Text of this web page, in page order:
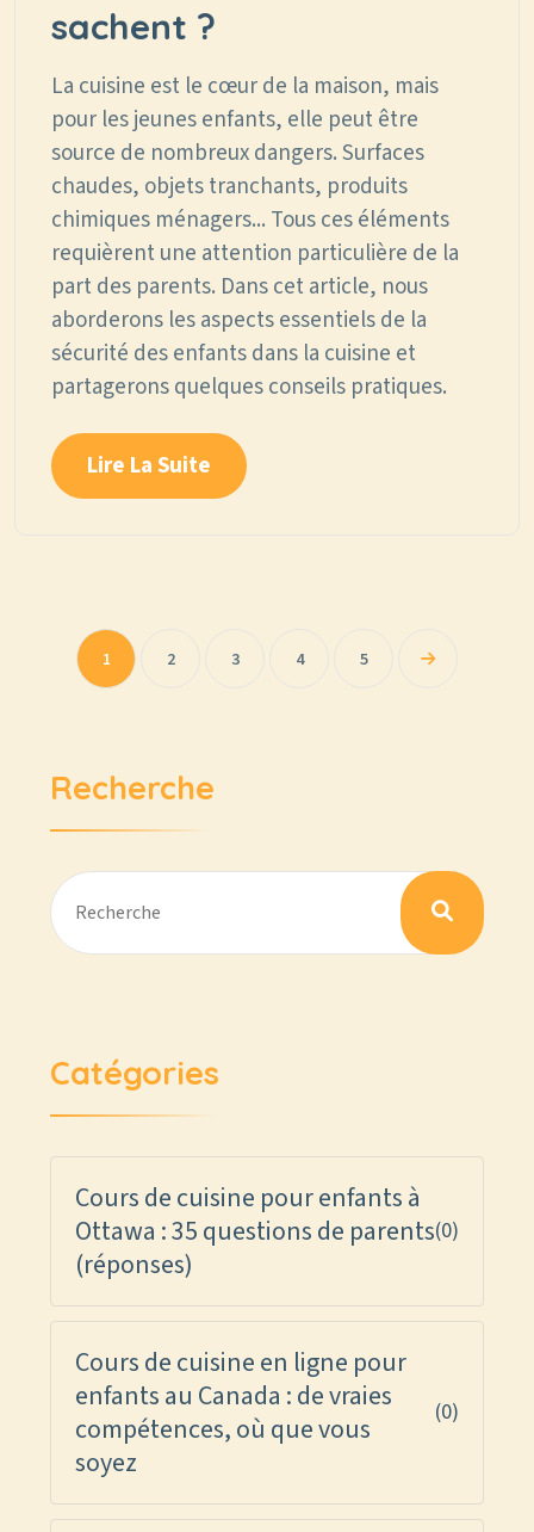
sachent ?
La cuisine est le cœur de la maison, mais
pour les jeunes enfants, elle peut être
source de nombreux dangers. Surfaces
chaudes, objets tranchants, produits
chimiques ménagers... Tous ces éléments
requièrent une attention particulière de la
part des parents. Dans cet article, nous
aborderons les aspects essentiels de la
sécurité des enfants dans la cuisine et
partagerons quelques conseils pratiques.
Lire La Suite
1 2 3 4 5
Recherche
Catégories
Cours de cuisine pour enfants à
Ottawa : 35 questions de parents
(réponses)
(0)
Cours de cuisine en ligne pour
enfants au Canada : de vraies
compétences, où que vous
soyez
(0)